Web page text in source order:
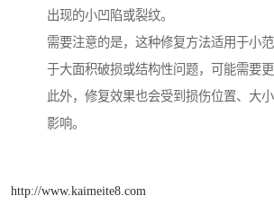
出现的小凹陷或裂纹。
需要注意的是，这种修复方法适用于小
于大面积破损或结构性问题，可能需要更
此外，修复效果也会受到损伤位置、大
影响。
http://www.kaimeite8.com